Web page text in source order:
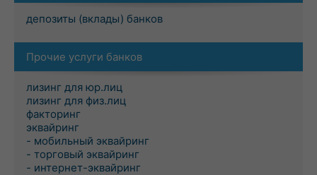
депозиты (вклады) банков
Прочие услуги банков
лизинг для юр.лиц
лизинг для физ.лиц
факторинг
эквайринг
- мобильный эквайринг
- торговый эквайринг
- интернет-эквайринг